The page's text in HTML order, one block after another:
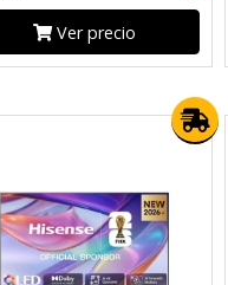
Ver precio